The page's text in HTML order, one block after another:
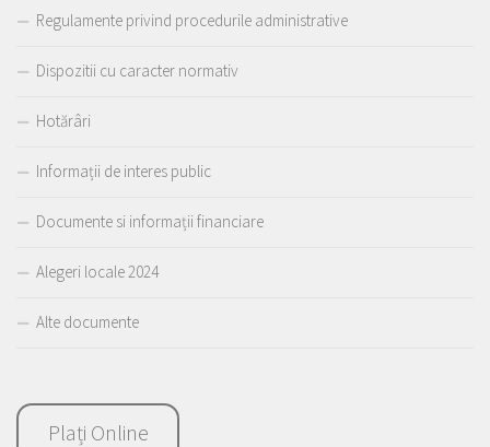
Regulamente privind procedurile administrative
Dispozitii cu caracter normativ
Hotărâri
Informații de interes public
Documente si informații financiare
Alegeri locale 2024
Alte documente
Plați Online